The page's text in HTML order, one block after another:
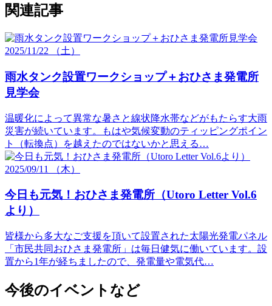
関連記事
2025/11/22 （土）
雨水タンク設置ワークショップ＋おひさま発電所
見学会
温暖化によって異常な暑さと線状降水帯などがもたらす大雨
災害が続いています。もはや気候変動のティッピングポイン
ト（転換点）を越えたのではないかと思える…
2025/09/11 （木）
今日も元気！おひさま発電所（Utoro Letter Vol.6
より）
皆様から多大なご支援を頂いて設置された太陽光発電パネル
「市民共同おひさま発電所」は毎日健気に働いています。設
置から1年が経ちましたので、発電量や電気代…
今後のイベントなど